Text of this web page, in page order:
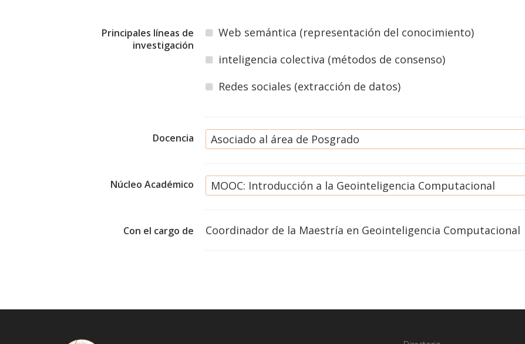
Principales líneas de
investigación
Web semántica (representación del conocimiento)
inteligencia colectiva (métodos de consenso)
Redes sociales (extracción de datos)
Docencia Asociado al área de Posgrado
Núcleo Académico MOOC: Introducción a la Geointeligencia Computacional
Con el cargo de Coordinador de la Maestría en Geointeligencia Computacional